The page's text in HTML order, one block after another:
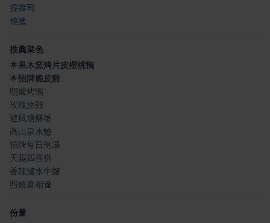
握壽司
燒臘
推薦菜色
🌟果木窯烤片皮櫻桃鴨
🌟招牌脆皮雞
明爐烤鴨
玫瑰油雞
避風塘酥蟹
高山泉水鱸
招牌每日例湯
天賜四喜拼
香辣滷水牛腱
照燒喜相逢
份量